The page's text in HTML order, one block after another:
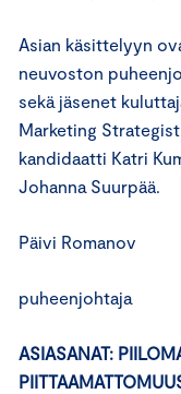
Asian käsittelyyn
neuvoston
sekä jäsenet
Marketing
kandidaatti Katri
Johanna Suurpää.
Päivi
ASIASANAT: